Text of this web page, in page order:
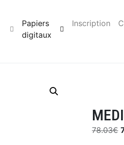
Papiers
digitaux
Inscription
78.03€